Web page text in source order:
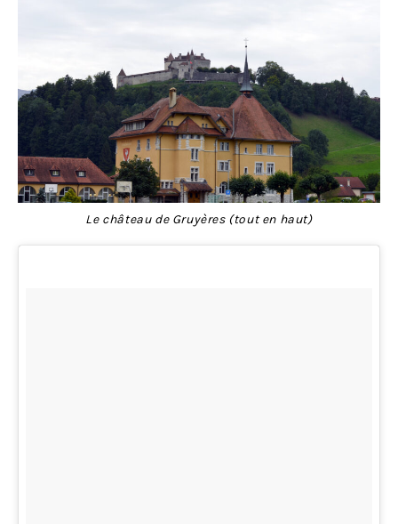
Le château de Gruyères (tout en haut)